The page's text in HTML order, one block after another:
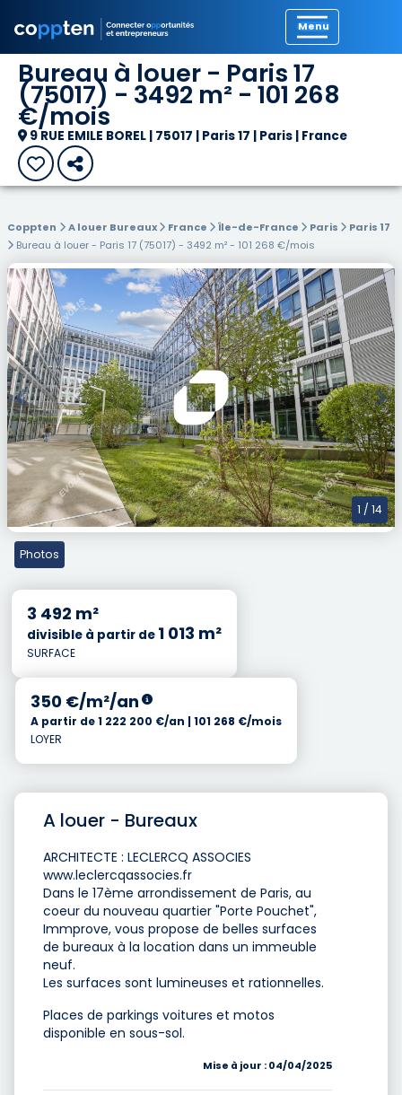
Bureau à louer - Paris 17
(75017) - 3492 m² - 101 268
€/mois
9 RUE EMILE BOREL | 75017 | Paris 17 | Paris | France
Coppten A louer Bureaux France Île-de-France Paris
Paris 17
Bureau à louer - Paris 17 (75017) - 3492 m² - 101 268 €/mois
Previous
1 / 14
Photos
3 492 m²
divisible à partir de 1 013 m²
SURFACE
350 €/m²/an
A partir de 1 222 200 €/an | 101 268 €/mois
LOYER
A louer - Bureaux
ARCHITECTE : LECLERCQ ASSOCIES
www.leclercqassocies.fr
Dans le 17ème arrondissement de Paris, au
coeur du nouveau quartier "Porte Pouchet",
Immprove, vous propose de belles surfaces
de bureaux à la location dans un immeuble
neuf.
Les surfaces sont lumineuses et rationnelles.
Places de parkings voitures et motos
disponible en sous-sol.
Mise à jour : 04/04/2025